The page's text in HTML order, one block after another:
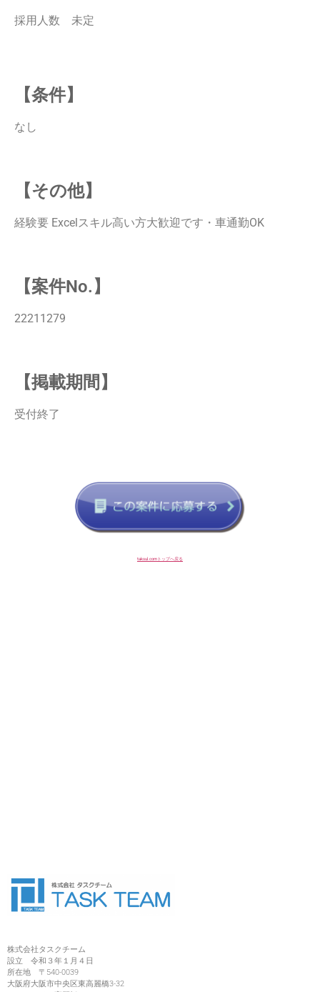
採用人数 未定
【条件】
なし
【その他】
経験要 Excelスキル高い方大歓迎です・車通勤OK
【案件No.】
22211279
【掲載期間】
受付終了
taksul.comトップへ戻る
株式会社タスクチーム
設立 令和３年１月４日
所在地 〒540-0039
大阪府大阪市中央区東高麗橋3-32